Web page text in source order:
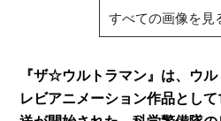
すべての画像を見
『ザ☆ウルトラマン』は、ウ
レビアニメーション作品とし